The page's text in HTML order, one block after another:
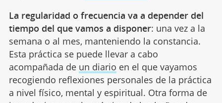
La regularidad o frecuencia va a depender del
tiempo del que vamos a disponer: una vez a la
semana o al mes, manteniendo la constancia.
Esta práctica se puede llevar a cabo
acompañada de un diario en el que vayamos
recogiendo reflexiones personales de la práctica
a nivel físico, mental y espiritual. Otra forma de